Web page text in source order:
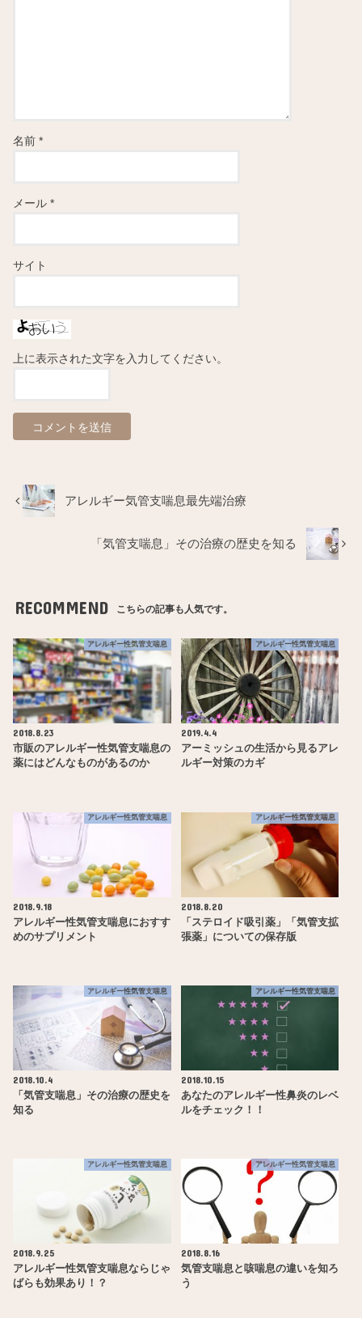
名前*
メール*
サイト
上に表示された文字を入力してください。
アレルギー気管支喘息最先端治療
「気管支喘息」その治療の歴史を知る
RECOMMEND こちらの記事も人気です。
アレルギー性気管支喘息
2018.8.23
市販のアレルギー性気管支喘息の
薬にはどんなものがあるのか
アレルギー性気管支喘息
2019.4.4
アーミッシュの生活から見るアレ
ルギー対策のカギ
アレルギー性気管支喘息
2018.9.18
アレルギー性気管支喘息におすす
めのサプリメント
アレルギー性気管支喘息
2018.8.20
「ステロイド吸引薬」「気管支拡
張薬」についての保存版
アレルギー性気管支喘息
2018.10.4
「気管支喘息」その治療の歴史を
知る
アレルギー性気管支喘息
2018.10.15
あなたのアレルギー性鼻炎のレベ
ルをチェック！！
アレルギー性気管支喘息
2018.9.25
アレルギー性気管支喘息ならじゃ
ばらも効果あり！？
アレルギー性気管支喘息
2018.8.16
気管支喘息と咳喘息の違いを知ろ
う